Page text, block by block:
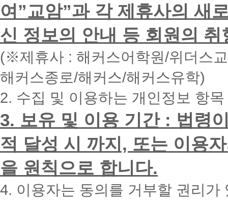
시
면
빠
른
간
내
에
화
드
리
겠
습
니
다.
여”교암”과 각 제휴사의 새
신 정보의 안내 등 회원의
(※제휴사 : 해커스어학원/위더스
해커스종로/해커스/해커스유학)
2. 수집 및 이용하는 개인정보 항
3. 보유 및 이용 기간 : 법령
적 달성 시 까지, 또는 이용
을 원칙으로 합니다.
4. 이용자는 동의를 거부할 권리